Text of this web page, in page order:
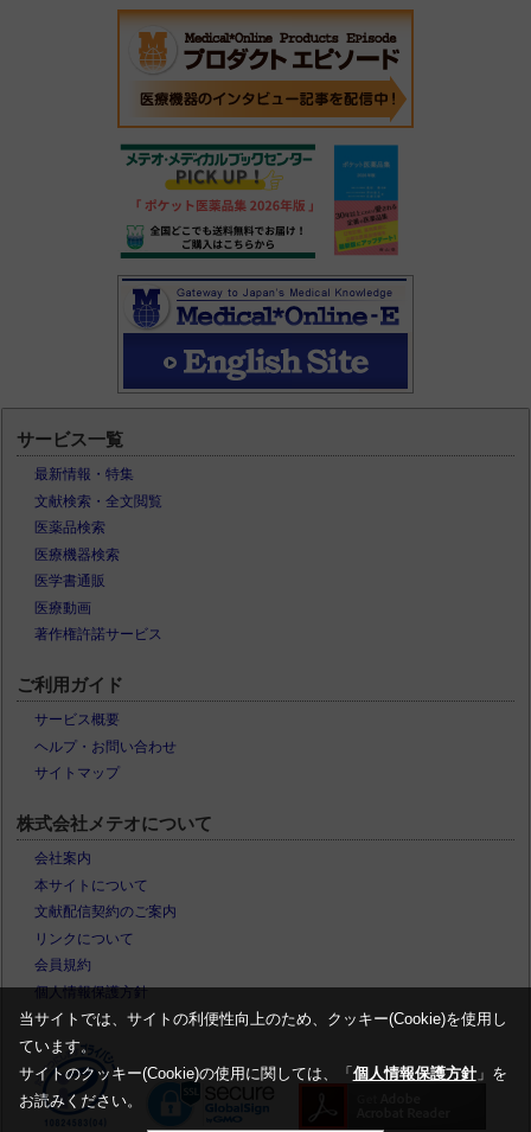
サービス一覧
最新情報・特集
文献検索・全文閲覧
医薬品検索
医療機器検索
医学書通販
医療動画
著作権許諾サービス
ご利用ガイド
サービス概要
ヘルプ・お問い合わせ
サイトマップ
株式会社メテオについて
会社案内
本サイトについて
文献配信契約のご案内
リンクについて
会員規約
個人情報保護方針
当サイトでは、サイトの利便性向上のため、クッキー(Cookie)を使用し
ています。
サイトのクッキー(Cookie)の使用に関しては、「 個人情報保護方針」を
お読みください。